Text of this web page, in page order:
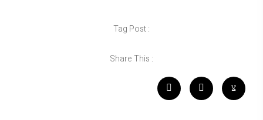
Tag Post :
Share This :